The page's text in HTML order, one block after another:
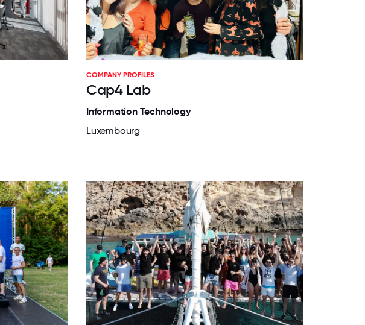
COMPANY PROFILES
Cap4 Lab
Information Technology
Luxembourg